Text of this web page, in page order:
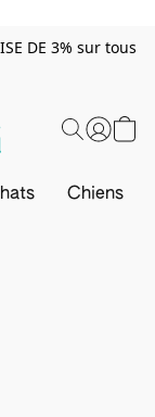
DE 3% sur tous
Chiens